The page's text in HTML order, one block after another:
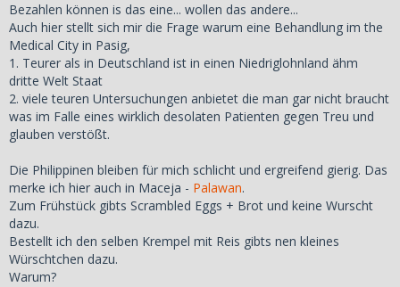
Bezahlen können is das eine... wollen das andere...
Auch hier stellt sich mir die Frage warum eine Behandlung im the
Medical City in Pasig,
1. Teurer als in Deutschland ist in einen Niedriglohnland ähm
dritte Welt Staat
2. viele teuren Untersuchungen anbietet die man gar nicht braucht
was im Falle eines wirklich desolaten Patienten gegen Treu und
glauben verstößt.
Die Philippinen bleiben für mich schlicht und ergreifend gierig. Das
merke ich hier auch in Maceja - Palawan.
Zum Frühstück gibts Scrambled Eggs + Brot und keine Wurscht
dazu.
Bestellt ich den selben Krempel mit Reis gibts nen kleines
Würschtchen dazu.
Warum?